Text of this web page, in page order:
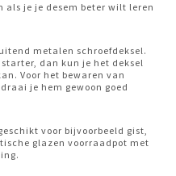
je je desem beter wilt leren
metalen schroefdeksel.
dan kun je het deksel
Voor het bewaren van
je hem gewoon goed
voor bijvoorbeeld gist,
glazen voorraadpot met